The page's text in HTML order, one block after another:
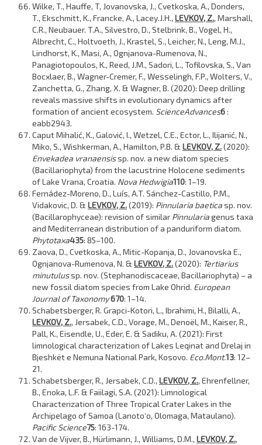
Wilke, T., Hauffe, T, Jovanovska, J., Cvetkoska, A., Donders,
T., Ekschmitt, K., Francke, A., Lacey.J.H., LEVKOV, Z., Marshall,
C.R., Neubauer. T.A., Silvestro, D., Stelbrink, B., Vogel, H.,
Albrecht, C., Holtvoeth, J., Krastel, S., Leicher, N., Leng, M.J.,
Lindhorst, K., Masi, A., Ognjanova-Rumenova, N.,
Panagiotopoulos, K., Reed, J.M., Sadori, L., Tofilovska, S., Van
Bocxlaer, B., Wagner-Cremer, F., Wesselingh, F.P., Wolters, V.,
Zanchetta, G., Zhang, X. & Wagner, B. (2020): Deep drilling
reveals massive shifts in evolutionary dynamics after
formation of ancient ecosystem. ScienceAdvances6:
eabb2943.
Caput Mihalić, K., Galović, I., Wetzel, C.E., Ector, L., Ilijanić, N.,
Miko, S., Wishkerman, A., Hamilton, P.B. & LEVKOV, Z.(2020):
Envekadea vranaensissp. nov. a new diatom species
(Bacillariophyta) from the lacustrine Holocene sediments
of Lake Vrana, Croatia. Nova Hedwigia110: 1–19.
Fernádez-Moreno, D., Luís, A.T. Sánchez-Castillo, P.M.,
Vidakovic, D. & LEVKOV, Z.(2019): Pinnularia baeticasp. nov.
(Bacillarophyceae): revision of similar Pinnulariagenus taxa
and Mediterranean distribution of a panduriform diatom.
Phytotaxa435: 85–100.
Zaova, D., Cvetkoska, A., Mitic-Kopanja, D., Jovanovska E.,
Ognjanova-Rumenova, N. & LEVKOV, Z.(2020): Tertiarius
minutulussp. nov. (Stephanodiscaceae, Bacillariophyta) – a
new fossil diatom species from Lake Ohrid. European
Journal of Taxonomy670: 1–14.
Schabetsberger, R. Grapci-Kotori, L., Ibrahimi, H., Bilalli, A.,
LEVKOV, Z., Jersabek, C.D., Vorage, M., Denoël, M., Kaiser, R.,
Pall, K., Eisendle, U., Eder, E. & Sadiku, A. (2021): First
limnological characterization of Lakes Leqinat and Drelaj in
Bjeshkët e Nemuna National Park, Kosovo. Eco.Mont.13: 12–
21.
Schabetsberger, R., Jersabek, C.D., LEVKOV, Z., Ehrenfellner,
B., Enoka, L.F. & Faiilagi, S.A. (2021): Limnological
Characterization of Three Tropical Crater Lakes in the
Archipelago of Samoa (Lanoto‘o, Olomaga, Mataulano).
Pacific Science75: 163-174.
Van de Vijver, B., Hürlimann, J., Williams, D.M., LEVKOV, Z.,